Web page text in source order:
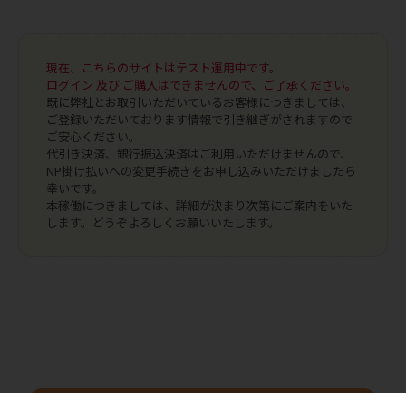
現在、こちらのサイトはテスト運用中です。
ログイン 及び ご購入はできませんので、ご了承ください。
既に弊社とお取引いただいているお客様につきましては、
ご登録いただいております情報で引き継ぎがされますので
ご安心ください。
代引き決済、銀行振込決済はご利用いただけませんので、
NP掛け払いへの変更手続きをお申し込みいただけましたら
幸いです。
本稼働につきましては、詳細が決まり次第にご案内をいた
します。どうぞよろしくお願いいたします。